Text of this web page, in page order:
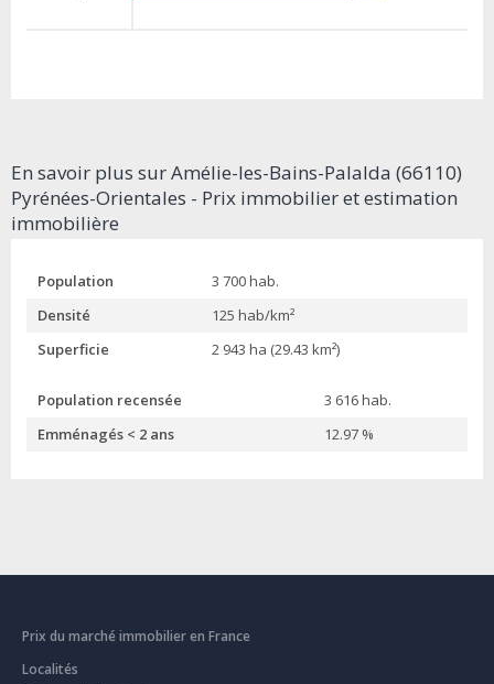
En savoir plus sur Amélie-les-Bains-Palalda (66110)
Pyrénées-Orientales - Prix immobilier et estimation
immobilière
Population
3 700 hab.
Densité
125 hab/km²
Superficie
2 943 ha (29.43 km²)
Population recensée
3 616 hab.
Emménagés < 2 ans
12.97 %
Prix du marché immobilier en France
Localités